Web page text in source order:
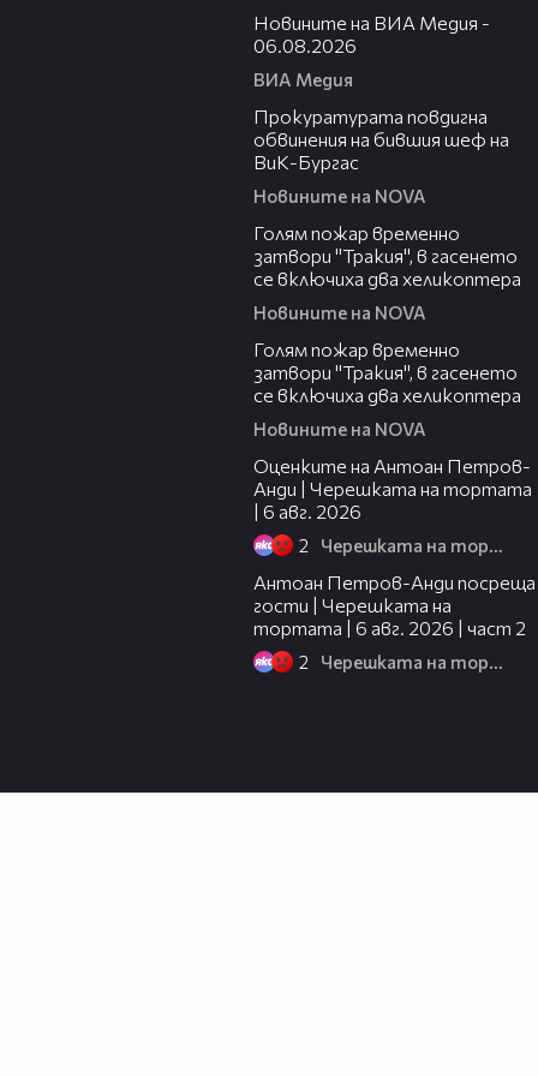
Новините на ВИА Медия -
06.08.2026
ВИА Медия
Прокуратурата повдигна
обвинения на бившия шеф на
ВиК-Бургас
Новините на NOVA
Голям пожар временно
затвори "Тракия", в гасенето
се включиха два хеликоптера
Новините на NOVA
Голям пожар временно
затвори "Тракия", в гасенето
се включиха два хеликоптера
Новините на NOVA
Оценките на Антоан Петров-
Анди | Черешката на тортата
| 6 авг. 2026
2 Черешката на тортата
Антоан Петров-Анди посреща
гости | Черешката на
тортата | 6 авг. 2026 | част 2
2 Черешката на тортата